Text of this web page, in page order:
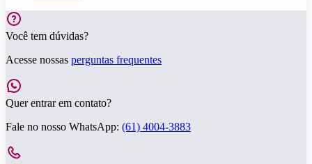
Você tem dúvidas?
Acesse nossas perguntas frequentes
Quer entrar em contato?
Fale no nosso WhatsApp: (61) 4004-3883